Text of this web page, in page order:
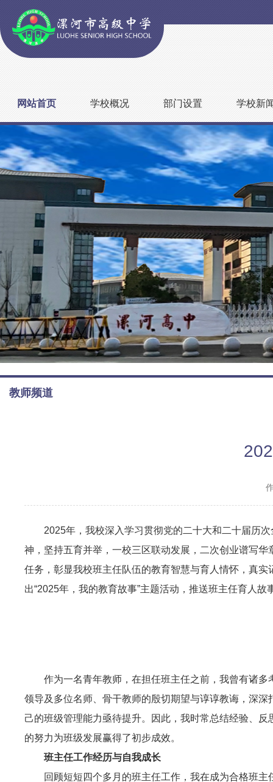
网站首页 学校概况 部门设置 学校新
教师频道
2025年，我校深入学习贯彻党的二十大和二十届历
神，坚持五育并举，一校三区联动发展，二次创业谱写
任务，彰显我校班主任队伍的教育智慧与育人情怀，真
出“2025年，我的教育故事”主题活动，推送班主任育人故
作为一名青年教师，在担任班主任之前，我曾有诸
领导及多位名师、骨干教师的殷切期望与谆谆教诲，深
己的班级管理能力亟待提升。因此，我时常总结经验、
的努力为班级发展赢得了初步成效。
班主任工作经历与自我成长
回顾短短四个多月的班主任工作，我在成为合格班